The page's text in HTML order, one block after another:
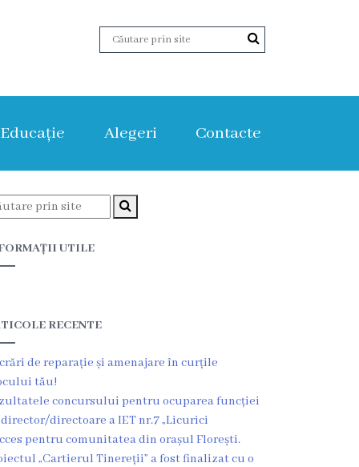
Educație Alegeri Contacte
UTILE
RECENTE
de reparație și amenajare în curțile
tău!
concursului pentru ocuparea funcției
directoare a IET nr.7 „Licurici
pentru comunitatea din orașul Florești.
„Cartierul Tinereții” a fost finalizat cu o